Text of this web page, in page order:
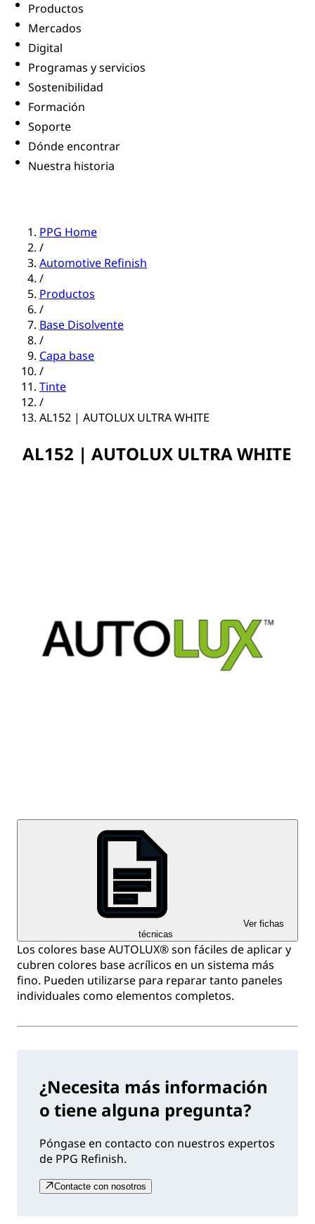
Productos
Mercados
Digital
Programas y servicios
Sostenibilidad
Formación
Soporte
Dónde encontrar
Nuestra historia
PPG Home
/
Automotive Refinish
/
Productos
/
Base Disolvente
/
Capa base
/
Tinte
/
AL152 | AUTOLUX ULTRA WHITE
AL152 | AUTOLUX ULTRA WHITE
Ver fichas
técnicas
Los colores base AUTOLUX® son fáciles de aplicar y
cubren colores base acrílicos en un sistema más
fino. Pueden utilizarse para reparar tanto paneles
individuales como elementos completos.
¿Necesita más información
o tiene alguna pregunta?
Póngase en contacto con nuestros expertos
de PPG Refinish.
Contacte con nosotros